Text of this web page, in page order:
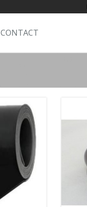
CONTACT